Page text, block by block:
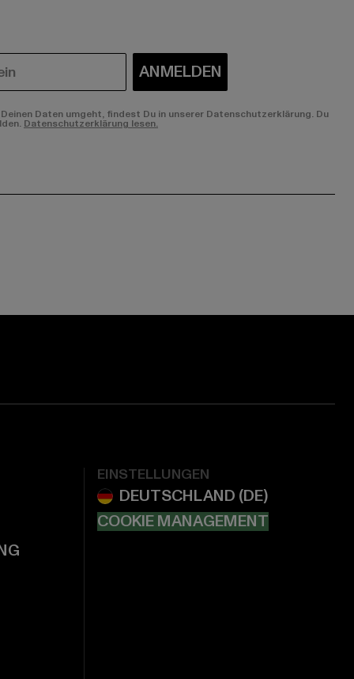
ANMELDEN
Daten umgeht, findest Du in unserer Datenschutzerklärung. Du
Datenschutzerklärung lesen.
EINSTELLUNGEN
COOKIE MANAGEMENT